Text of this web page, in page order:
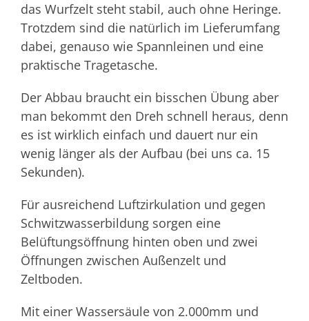
das Wurfzelt steht stabil, auch ohne Heringe.
Trotzdem sind die natürlich im Lieferumfang
dabei, genauso wie Spannleinen und eine
praktische Tragetasche.
Der Abbau braucht ein bisschen Übung aber
man bekommt den Dreh schnell heraus, denn
es ist wirklich einfach und dauert nur ein
wenig länger als der Aufbau (bei uns ca. 15
Sekunden).
Für ausreichend Luftzirkulation und gegen
Schwitzwasserbildung sorgen eine
Belüftungsöffnung hinten oben und zwei
Öffnungen zwischen Außenzelt und
Zeltboden.
Mit einer Wassersäule von 2.000mm und